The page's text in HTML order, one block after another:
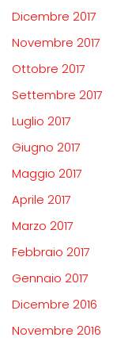
Dicembre 2017
Novembre 2017
Ottobre 2017
Settembre 2017
Luglio 2017
Giugno 2017
Maggio 2017
Aprile 2017
Marzo 2017
Febbraio 2017
Gennaio 2017
Dicembre 2016
Novembre 2016